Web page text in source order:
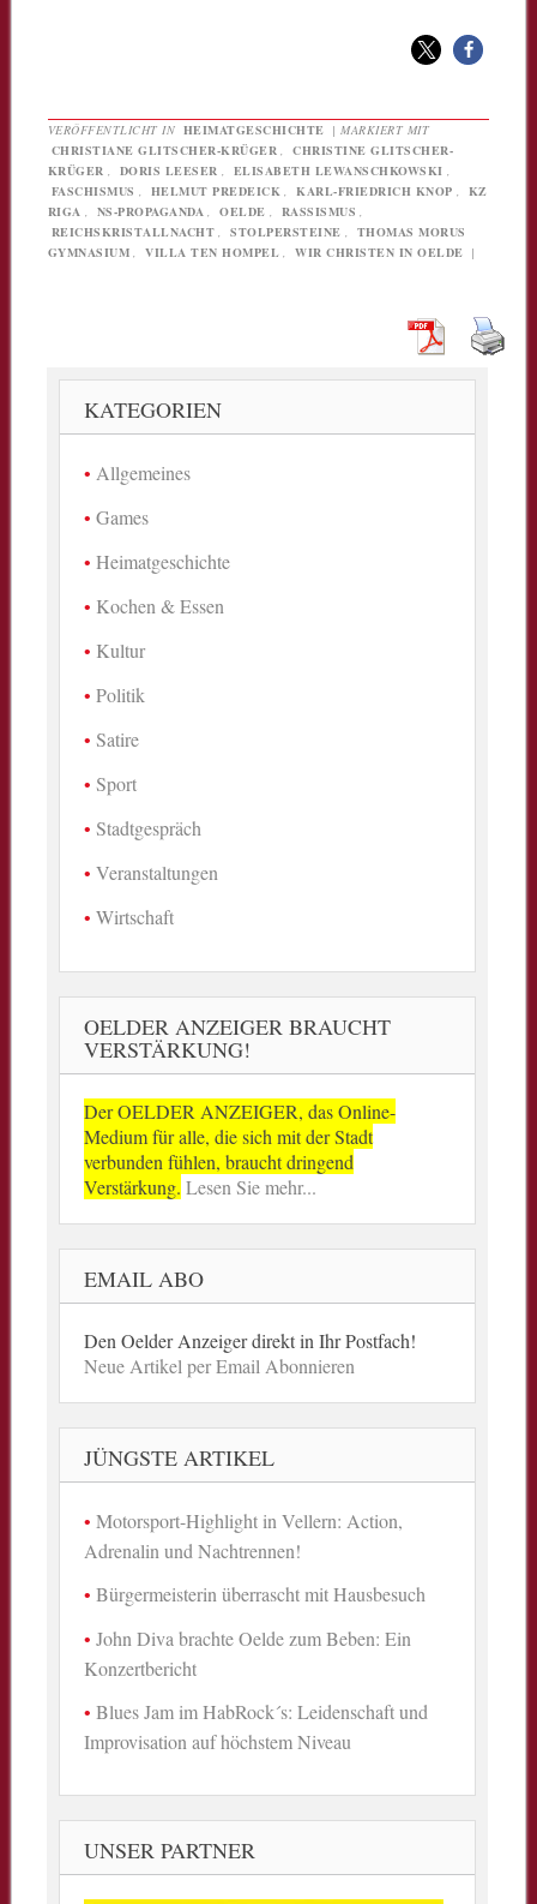
VERÖFFENTLICHT IN HEIMATGESCHICHTE |MARKIERT MIT
CHRISTIANE GLITSCHER-KRÜGER
CHRISTINE GLITSCHER-
KRÜGER
DORIS LEESER ELISABETH LEWANSCHKOWSKI
FASCHISMUS
HELMUT PREDEICK KARL-FRIEDRICH KNOP
KZ
RIGA
NS-PROPAGANDA OELDE RASSISMUS
REICHSKRISTALLNACHT
STOLPERSTEINE
THOMAS MORUS
GYMNASIUM
VILLA TEN HOMPEL WIR CHRISTEN IN OELDE |
KATEGORIEN
Allgemeines
Games
Heimatgeschichte
Kochen & Essen
Kultur
Politik
Satire
Sport
Stadtgespräch
Veranstaltungen
Wirtschaft
OELDER ANZEIGER BRAUCHT
VERSTÄRKUNG!
Der OELDER ANZEIGER, das Online-
Medium für alle, die sich mit der Stadt
verbunden fühlen, braucht dringend
Verstärkung. Lesen Sie mehr...
EMAIL ABO
Den Oelder Anzeiger direkt in Ihr Postfach!
Neue Artikel per Email Abonnieren
JÜNGSTE ARTIKEL
Motorsport-Highlight in Vellern: Action,
Adrenalin und Nachtrennen!
Bürgermeisterin überrascht mit Hausbesuch
John Diva brachte Oelde zum Beben: Ein
Konzertbericht
Blues Jam im HabRock´s: Leidenschaft und
Improvisation auf höchstem Niveau
UNSER PARTNER